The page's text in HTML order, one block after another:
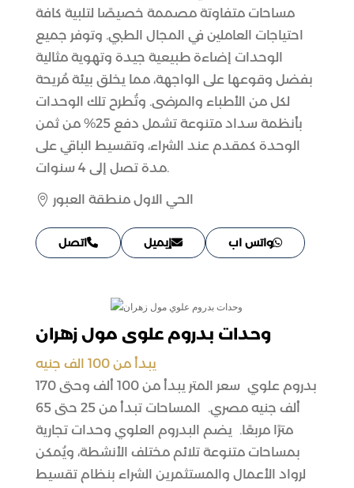
مساحات متفاوتة مصممة خصيصًا لتلبية كافة
احتياجات العاملين في المجال الطبي. وتوفر جميع
الوحدات إضاءة طبيعية جيدة وتهوية مثالية
بفضل وقوعها على الواجهة، مما يخلق بيئة مُريحة
لكل من الأطباء والمرضى. وتُطرح تلك الوحدات
بأنظمة سداد متنوعة تشمل دفع 25% من ثمن
الوحدة كمقدم عند الشراء، وتقسيط الباقي على
مدة تصل إلى 4 سنوات.
 الحي الاول منطقة العبور
اتصل إيميل واتس اب
وحدات بدروم علوي مول زهران
يبدأ من 100 الف جنيه
بدروم علوي سعر المتر يبدأ من 100 ألف وحتى 170
ألف جنيه مصري. المساحات تبدأ من 25 حتى 65
مترًا مربعًا. يضم البدروم العلوي وحدات تجارية
بمساحات متنوعة تلائم مختلف الأنشطة، ويُمكن
لرواد الأعمال والمستثمرين الشراء بنظام تقسيط